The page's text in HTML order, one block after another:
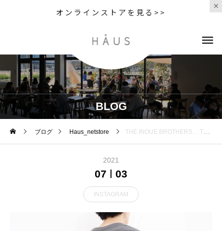
オンラインストアを見る>>
BLOG
ブログ Haus_netstore THE INOUE BROTHERS… TOHOKU PROJECT T-SHIRT ザ・イノウエブラザーズによる、 2011年の震災後わずか数か月ではじめられた
2021
07 03
INSTAGRAM